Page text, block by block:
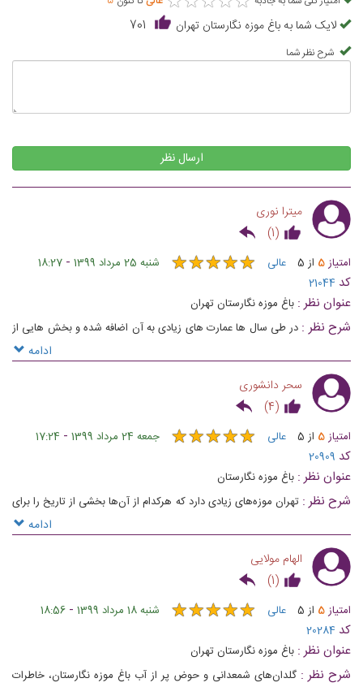
لایک شما به باغ موزه نگارستان تهران 701
شرح نظر شما
ارسال نظر
میترا نوری
(
1
)
امتیاز5 از 5 عالی ★★★★★
★★★★★ شنبه 25 مرداد 1399 -
18:27
کد 21044
عنوان نظر : باغ موزه نگارستان تهران
شرح نظر : در طی سال ها عمارت های زیادی به آن اضافه شده و بخش هایی از
باغ هم تخریب شده، در حال حاضر هم تحت تملک دانشگاه تهران میباشدادامه
سحر دانشوری
(
4
)
امتیاز5 از 5 عالی ★★★★★
★★★★★ جمعه 24 مرداد 1399 -
17:24
کد 20909
عنوان نظر : باغ موزه نگارستان
شرح نظر : تهران موزه‌های زیادی دارد که هرکدام از آن‌ها بخشی از تاریخ را برای
شما روایت می‌کنند، مانند موزه ایران باستان! ولی باغ موزه نگارستان نوع
ادامه
الهام مولایی
(
1
)
امتیاز5 از 5 عالی ★★★★★
★★★★★ شنبه 18 مرداد 1399 -
18:56
کد 20284
عنوان نظر : باغ موزه نگارستان تهران
شرح نظر : گلدان‌های شمعدانی و حوض پر از آب باغ موزه نگارستان، خاطرات